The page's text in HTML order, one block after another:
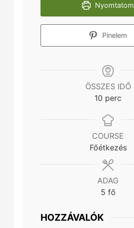
Nyomtatom
Pinelem
ÖSSZES IDŐ
10 minutes
perc
COURSE
Főétkezés
ADAG
5 fő
HOZZÁVALÓK